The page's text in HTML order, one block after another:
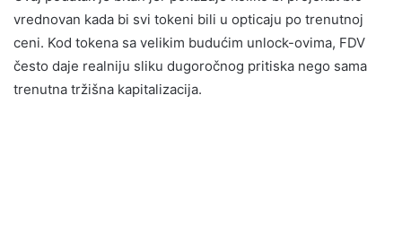
vrednovan kada bi svi tokeni bili u opticaju po trenutnoj
ceni. Kod tokena sa velikim budućim unlock-ovima, FDV
često daje realniju sliku dugoročnog pritiska nego sama
trenutna tržišna kapitalizacija.